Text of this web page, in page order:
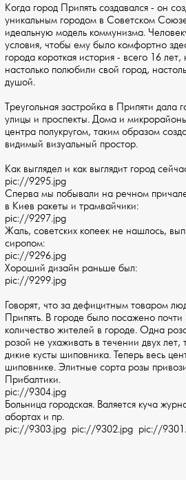
Когда город Припять создавался - он
уникальным городом в Советском
идеальную модель коммунизма.
условия, чтобы ему было комфортно
города короткая история - всего 16
настолько полюбили свой город,
душой.
Треугольная застройка в Припяти дала
улицы и проспекты. Дома и
центра полукругом, таким образом
видимый визуальный простор.
Как выглядел и как выглядит город
pic://9295.jpg
Сперва мы побывали на речном
в Киев ракеты и трамвайчики:
pic://9297.jpg
Жаль, советских копеек не нашлось,
сиропом:
pic://9296.jpg
Хороший дизайн раньше был:
pic://9299.jpg
Говорят, что за дефицитным товаром
Припять. В городе было посажено
количество жителей в городе. Одна
розой не ухаживать в течении двух
дикие кусты шиповника. Теперь весь
шиповнике. Элитные сорта розы
Прибалтики.
pic://9304.jpg
Больница городская. Валяется куча
абортах и пр.
pic://9303.jpg pic://9302.jpg pic://